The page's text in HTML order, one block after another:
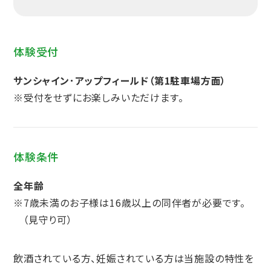
体験受付
サンシャイン･アップフィールド（第1駐車場方面）
※受付をせずにお楽しみいただけます。
体験条件
全年齢
※7歳未満のお子様は16歳以上の同伴者が必要です。
（見守り可）
飲酒されている方、妊娠されている方は当施設の特性を